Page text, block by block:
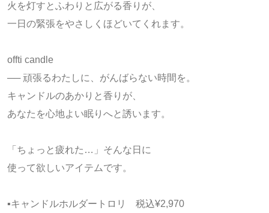
火を灯すとふわりと広がる香りが、
一日の緊張をやさしくほどいてくれます。
offti candle
── 頑張るわたしに、がんばらない時間を。
キャンドルのあかりと香りが、
あなたを心地よい眠りへと誘います。
「ちょっと疲れた…」そんな日に
使って欲しいアイテムです。
▪️キャンドルホルダートロリ 税込¥2,970